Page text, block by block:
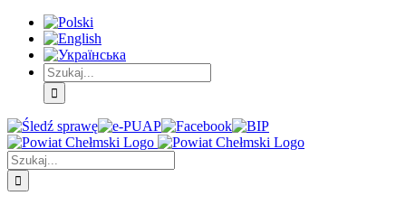
Skip
Treść
główna
Skip
Menu
główne
Skip
Menu
dodatkowe
Szukaj
Śledź
sprawę
E-
PUAP
Facebook BIP Instagram
Szukaj